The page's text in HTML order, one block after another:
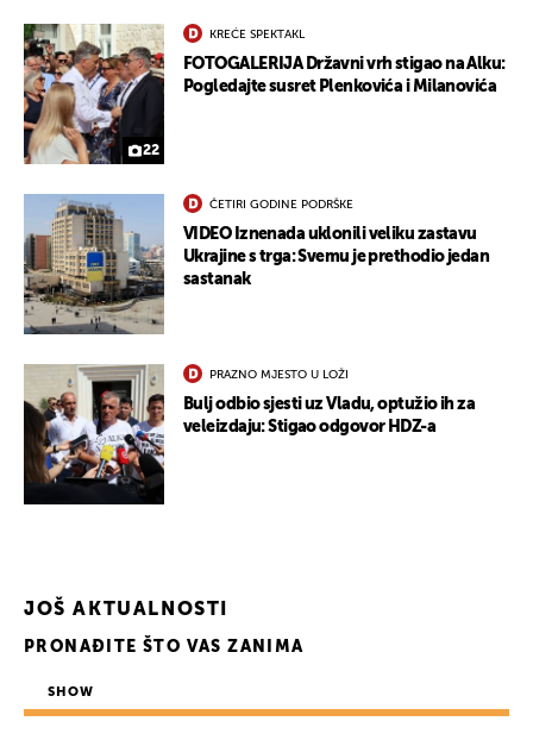
22
KREĆE SPEKTAKL
FOTOGALERIJA Državni vrh stigao na Alku:
Pogledajte susret Plenkovića i Milanovića
ČETIRI GODINE PODRŠKE
VIDEO Iznenada uklonili veliku zastavu
Ukrajine s trga: Svemu je prethodio jedan
sastanak
PRAZNO MJESTO U LOŽI
Bulj odbio sjesti uz Vladu, optužio ih za
veleizdaju: Stigao odgovor HDZ-a
JOŠ AKTUALNOSTI
PRONAĐITE ŠTO VAS ZANIMA
SHOW
UKLJUČITE NOTIFIKACIJE